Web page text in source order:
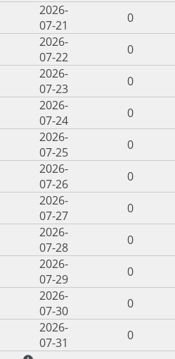
2026-
07-21
0
2026-
07-22
0
2026-
07-23
0
2026-
07-24
0
2026-
07-25
0
2026-
07-26
0
2026-
07-27
0
2026-
07-28
0
2026-
07-29
0
2026-
07-30
0
2026-
07-31
0